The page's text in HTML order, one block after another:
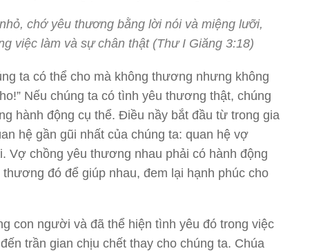
chớ yêu thương bằng lời nói và miệng lưỡi,
việc làm và sự chân thật (Thư I Giăng 3:18)
ta có thể cho mà không thương nhưng không
Nếu chúng ta có tình yêu thương thật, chúng
hành động cụ thể. Điều nầy bắt đầu từ trong gia
hệ gần gũi nhất của chúng ta: quan hệ vợ
Vợ chồng yêu thương nhau phải có hành động
đó để giúp nhau, đem lại hạnh phúc cho
con người và đã thể hiện tình yêu đó trong việc
trần gian chịu chết thay cho chúng ta. Chúa